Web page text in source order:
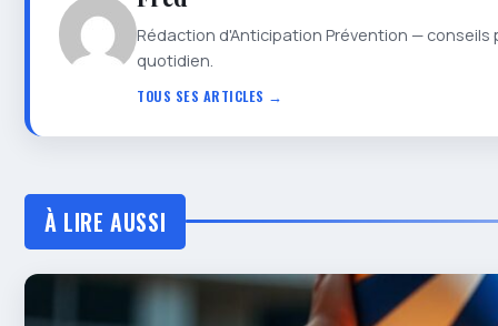
Rédaction d'Anticipation Prévention —
quotidien.
TOUS SES ARTICLES →
À LIRE AUSSI